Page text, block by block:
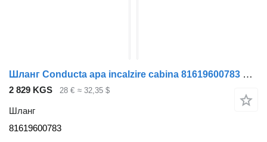
Шланг Conducta apa incalzire cabina 81619600783 для тягача MAN TGX
2 829 KGS 28 € ≈ 32,35 $
Шланг
81619600783